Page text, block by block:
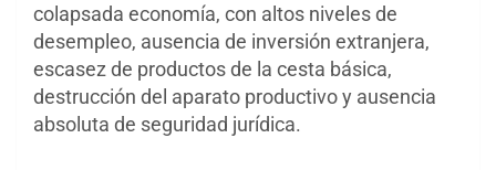
colapsada economía, con altos niveles de
desempleo, ausencia de inversión extranjera,
escasez de productos de la cesta básica,
destrucción del aparato productivo y ausencia
absoluta de seguridad jurídica.